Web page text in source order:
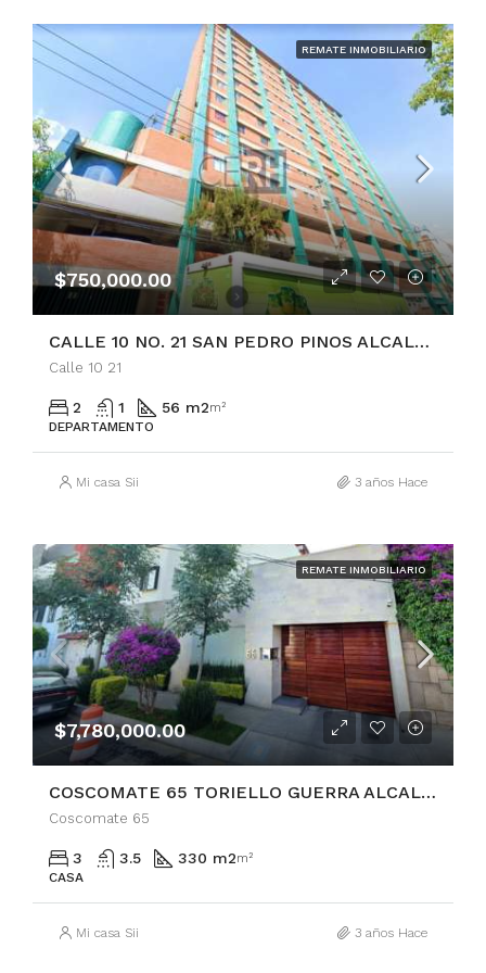
REMATE INMOBILIARIO
$750,000.00
CALLE 10 NO. 21 SAN PEDRO PINOS ALCALDÍA ÁLVARO OBREGÓN
Calle 10 21
2 1 56 m2m²
DEPARTAMENTO
Mi casa Sii 3 años Hace
REMATE INMOBILIARIO
$7,780,000.00
COSCOMATE 65 TORIELLO GUERRA ALCALDÍA TLALPAN
Coscomate 65
3 3.5 330 m2m²
CASA
Mi casa Sii 3 años Hace